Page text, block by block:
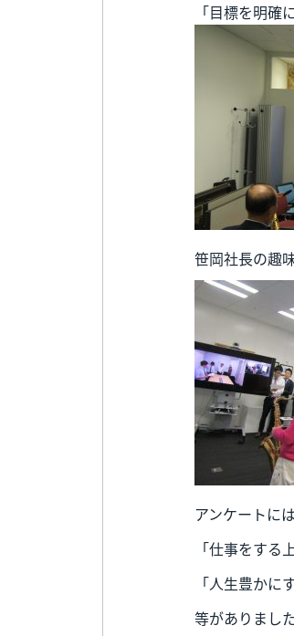
「目標を明
笹岡社長の趣
アンケートには
「仕事をする
「人生豊かに
等がありました